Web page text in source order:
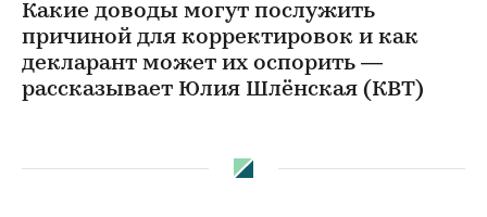
Какие доводы могут послужить
причиной для корректировок и как
декларант может их оспорить —
рассказывает Юлия Шлёнская (КВТ)